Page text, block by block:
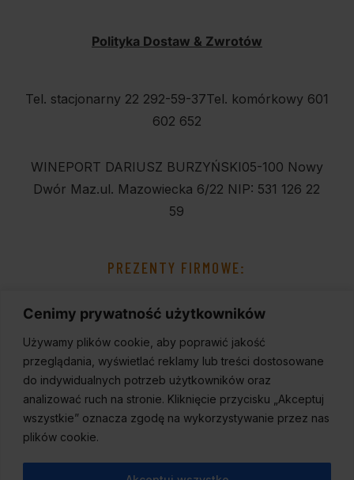
Cenimy prywatność użytkowników
Używamy plików cookie, aby poprawić jakość
przeglądania, wyświetlać reklamy lub treści dostosowane
do indywidualnych potrzeb użytkowników oraz
analizować ruch na stronie. Kliknięcie przycisku „Akceptuj
wszystkie” oznacza zgodę na wykorzystywanie przez nas
plików cookie.
Polityka Dostaw & Zwrotów
Tel. stacjonarny 22 292-59-37Tel. komórkowy 601
602 652
WINEPORT DARIUSZ BURZYŃSKI05-100 Nowy
Dwór Maz.ul. Mazowiecka 6/22 NIP: 531 126 22
59
PREZENTY FIRMOWE: